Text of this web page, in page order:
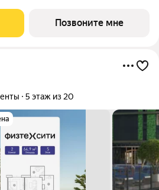
В кластере собственный
парковки, на первых
Позвоните мне
5 этаж из 20